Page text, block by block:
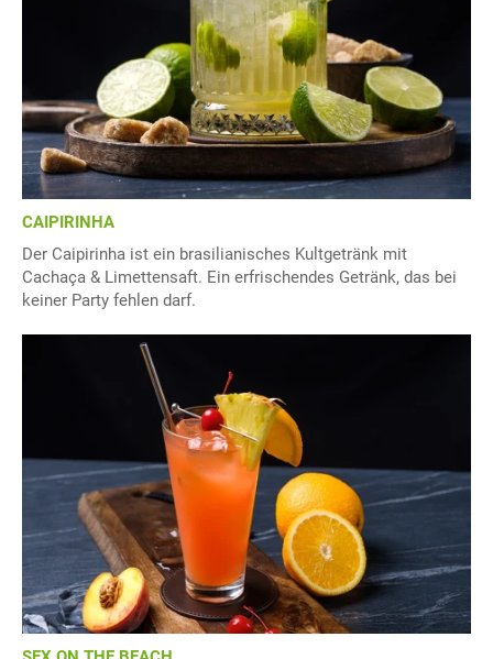
CAIPIRINHA
Der Caipirinha ist ein brasilianisches Kultgetränk mit
Cachaça & Limettensaft. Ein erfrischendes Getränk, das bei
keiner Party fehlen darf.